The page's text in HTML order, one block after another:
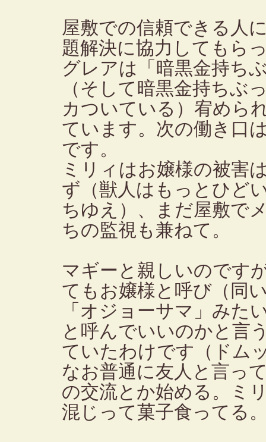
屋敷での信頼できる人
題解決に協力してもら
グレアは「暗黒金持ち
（そして暗黒金持ちぶ
カついている）宥めら
ています。次の働き口
です。
ミリィはお嬢様の被害
ず（獣人はもっとひど
ちゆえ）、まだ屋敷で
ちの監視も兼ねて。
マギーと親しいのです
てもお嬢様と呼び（同
「オジョーサマ」みた
と呼んでいいのかと言
ていたわけです（ドム
なお普通に友人と言っ
の交流とか始める。ミ
混じって菓子食ってる